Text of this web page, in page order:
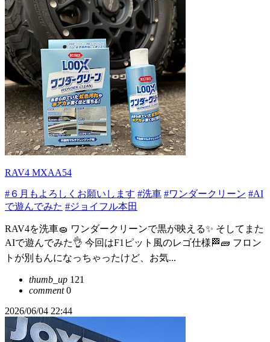
RAV4 MXAA54
#６月もよろしくお願いします #洗車 #ワンダークリーン #AI
で遊んでみた #ジョイフル本田
RAV4を洗車🧽 ワンダークリーンで黒が映える✨ そしてまた
AIで遊んでみた👌 今回はF1ピット風のレゴ仕様🏁🧱 フロン
トが別もんになっちゃったけど、お気...
thumb_up 121
comment0
2026/06/04 22:44